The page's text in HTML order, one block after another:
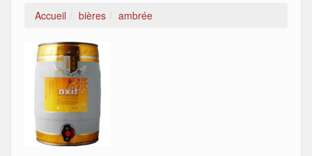
Accueil bières ambrée